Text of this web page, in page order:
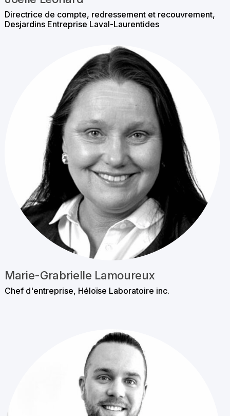
Directrice de compte, redressement et recouvrement,
Desjardins Entreprise Laval-Laurentides
Marie-Grabrielle Lamoureux
Chef d'entreprise, Héloïse Laboratoire inc.